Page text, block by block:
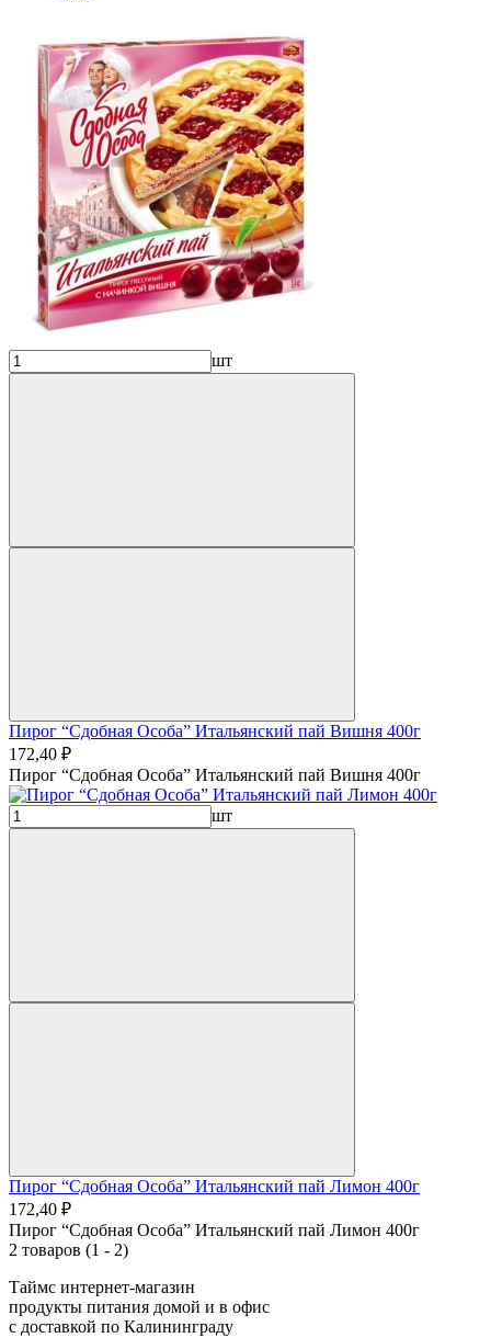
шт
Пирог “Сдобная Особа” Итальянский пай Вишня 400г
172,40 ₽
Пирог “Сдобная Особа” Итальянский пай Вишня 400г
шт
Пирог “Сдобная Особа” Итальянский пай Лимон 400г
172,40 ₽
Пирог “Сдобная Особа” Итальянский пай Лимон 400г
2 товаров (1 - 2)
Таймс интернет-магазин
продукты питания домой и в офис
с доставкой по Калининграду